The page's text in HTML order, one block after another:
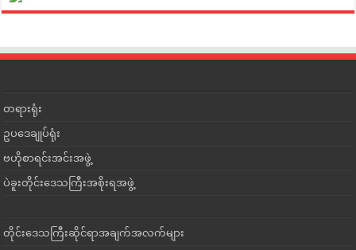
တရားရုံး
ဥပဒေချုပ်ရုံး
ဗဟိုစာရင်းအင်းအဖွဲ့
ပဲခူးတိုင်းဒေသကြီးအစိုးရအဖွဲ့
တိုင်းဒေသကြီးဆိုင်ရာအချက်အလက်များ